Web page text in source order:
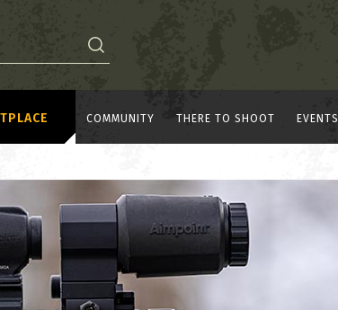
COMMUNITY THERE TO SHOOT EVENTS